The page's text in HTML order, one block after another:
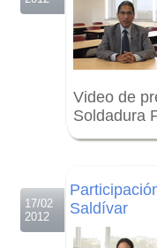
Video de
Soldadura
17/02
2012
Saldívar